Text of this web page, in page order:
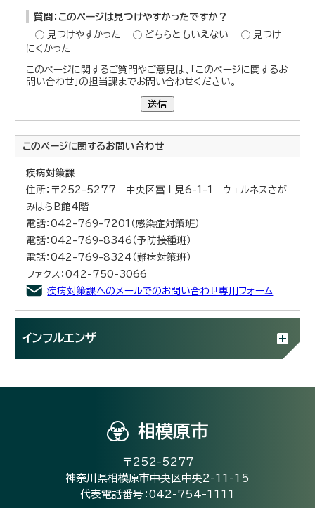
質問：このページは見つけやすかったですか？
見つけやすかった
どちらともいえない
見つけ
にくかった
このページに関するご質問やご意見は、「このページに関するお
問い合わせ」の担当課までお問い合わせください。
送信
このページに関するお問い合わせ
疾病対策課
住所：〒252-5277 中央区富士見6-1-1 ウェルネスさが
みはらB館4階
電話：042-769-7201（感染症対策班）
電話：042-769-8346（予防接種班）
電話：042-769-8324（難病対策班）
ファクス：042-750-3066
疾病対策課へのメールでのお問い合わせ専用フォーム
インフルエンザ
相模原市
〒252-5277
神奈川県相模原市中央区中央2-11-15
代表電話番号：042-754-1111